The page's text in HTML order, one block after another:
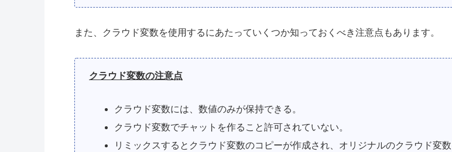
また、クラウド変数を使用するにあたっていくつか知っておくべき注意点もあります。
クラウド変数の注意点
クラウド変数には、数値のみが保持できる。
クラウド変数でチャットを作ること許可されていない。
リミックスするとクラウド変数のコピーが作成され、オリジナルのクラウド変数